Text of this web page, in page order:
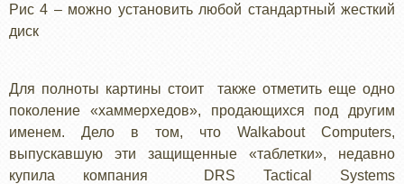
Рис 4 – можно установить любой стандартный жесткий
диск
Для полноты картины стоит также отметить еще одно
поколение «хаммерхедов», продающихся под другим
именем. Дело в том, что Walkabout Сomputers,
выпускавшую эти защищенные «таблетки», недавно
купила компания DRS Tactical Systems